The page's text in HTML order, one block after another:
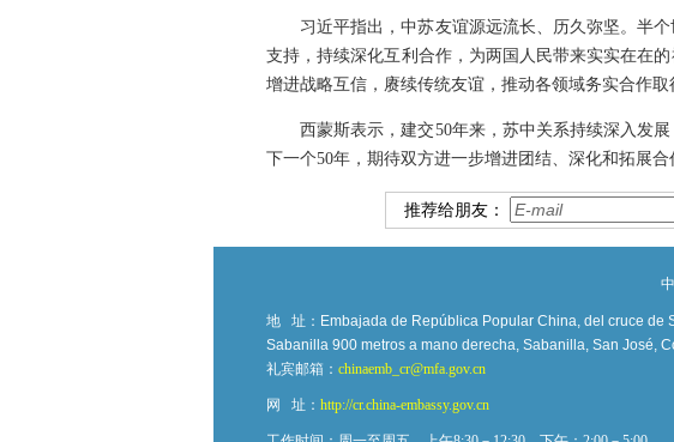
习近平指出，中苏友谊源远流长、历久弥坚。半
支持，持续深化互利合作，为两国人民带来实实在在
增进战略互信，赓续传统友谊，推动各领域务实合作
西蒙斯表示，建交50年来，苏中关系持续深入发
下一个50年，期待双方进一步增进团结、深化和拓展合
推荐给朋友：
地 址： Embajada de República Popular China, del cruce de
Sabanilla 900 metros a mano derecha, Sabanilla, San José,
礼宾邮箱： chinaemb_cr@mfa.gov.cn
网 址： http://cr.china-embassy.gov.cn